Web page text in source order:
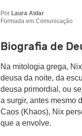
Por Laura Aidar
Formada em Comunicação
Biografia de
Na mitologia grega,
deusa da noite, da
deusa primordial, ou
a surgir, antes mesmo
Caos (Khaos), Nix
que a envolve.